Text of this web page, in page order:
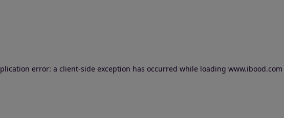
error: a client-side exception has occurred while loading www.ibood.com